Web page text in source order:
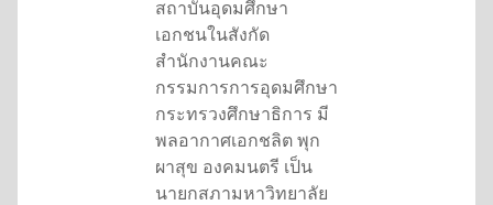
สถาบันอุดมศึกษา
เอกชนในสังกัด
สำนักงานคณะ
กรรมการการอุดมศึกษา
กระทรวงศึกษาธิการ มี
พลอากาศเอกชลิต พุก
ผาสุข องคมนตรี เป็น
นายกสภามหาวิทยาลัย